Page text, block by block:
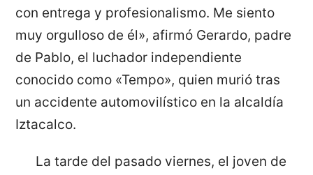
con entrega y profesionalismo. Me siento
muy orgulloso de él», afirmó Gerardo, padre
de Pablo, el luchador independiente
conocido como «Tempo», quien murió tras
un accidente automovilístico en la alcaldía
Iztacalco.
La tarde del pasado viernes, el joven de